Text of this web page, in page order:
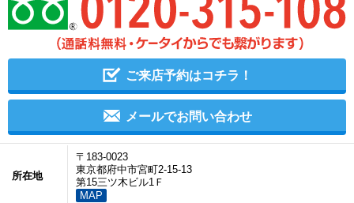
ご来店予約はコチラ！
メールでお問い合わせ
所在地
〒183-0023
東京都府中市宮町2-15-13
第15三ツ木ビル1Ｆ
MAP